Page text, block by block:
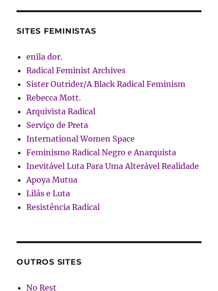
SITES FEMINISTAS
enila dor.
Radical Feminist Archives
Sister Outrider/A Black Radical Feminism
Rebecca Mott.
Arquivista Radical
Serviço de Preta
International Women Space
Feminismo Radical Negro e Anarquista
Inevitável Luta Para Uma Alterável Realidade
Apoya Mutua
Lilás e Luta
Resistência Radical
OUTROS SITES
No Rest